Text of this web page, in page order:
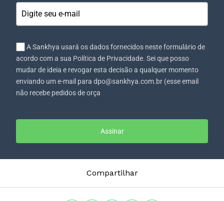
A Sankhya usará os dados fornecidos neste formulário de
acordo com a sua Política de Privacidade. Sei que posso
mudar de ideia e revogar esta decisão a qualquer momento
enviando um e-mail para dpo@sankhya.com.br (esse email
não recebe pedidos de orça
Assinar
Compartilhar